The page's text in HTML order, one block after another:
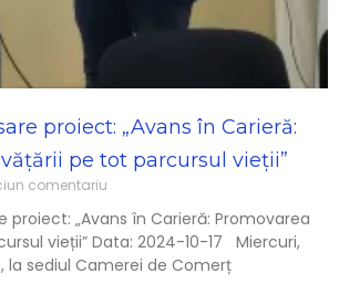
proiect: „Avans în Carieră:
pe tot parcursul vieții”
comentariu
proiect: „Avans în Carieră: Promovarea
vieții” Data: 2024-10-17 Miercuri,
la sediul Camerei de Comerț